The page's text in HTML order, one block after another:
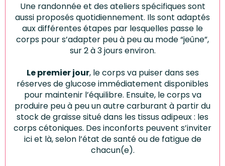
Une randonnée et des ateliers spécifiques sont
aussi proposés quotidiennement. Ils sont adaptés
aux différentes étapes par lesquelles passe le
corps pour s’adapter peu à peu au mode “jeûne”,
sur 2 à 3 jours environ.
Le premier jour, le corps va puiser dans ses
réserves de glucose immédiatement disponibles
pour maintenir l’équilibre. Ensuite, le corps va
produire peu à peu un autre carburant à partir du
stock de graisse situé dans les tissus adipeux : les
corps cétoniques. Des inconforts peuvent s’inviter
ici et là, selon l’état de santé ou de fatigue de
chacun(e).